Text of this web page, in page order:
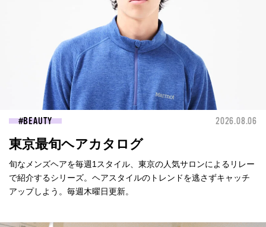
BEAUTY 2026.08.06
東京最旬ヘアカタログ
旬なメンズヘアを毎週1スタイル、東京の人気サロンによるリレー
で紹介するシリーズ。ヘアスタイルのトレンドを逃さずキャッチ
アップしよう。毎週木曜日更新。